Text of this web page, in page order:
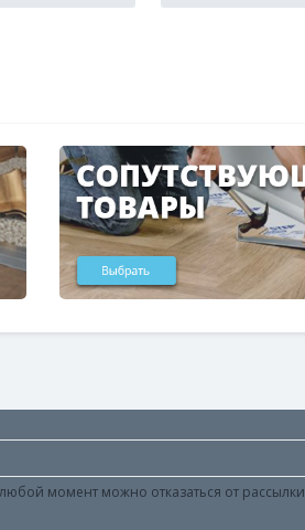
момент можно отказаться от рассылки